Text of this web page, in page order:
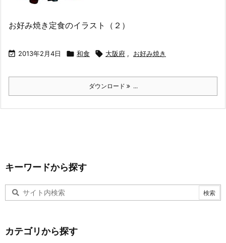
お好み焼き定食のイラスト（２）
 2013年2月4日  和食  大阪府 , お好み焼き
ダウンロード ...
キーワードから探す
カテゴリから探す